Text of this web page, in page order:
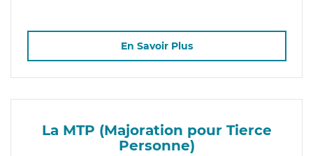
En Savoir Plus
La MTP (Majoration pour Tierce
Personne)